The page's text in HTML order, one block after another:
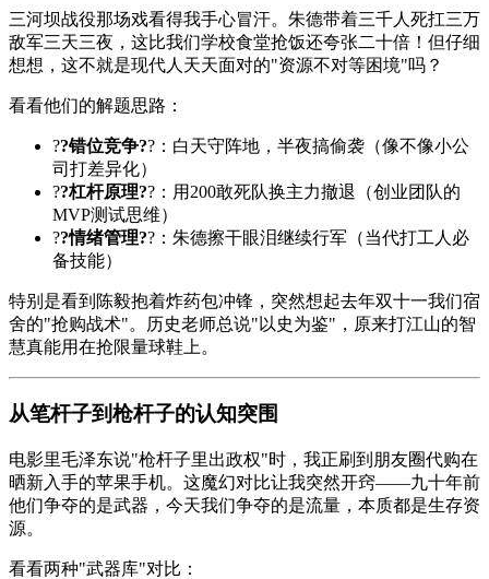
三河坝战役那场戏看得我手心冒汗。朱德带着三千人死扛三万
敌军三天三夜，这比我们学校食堂抢饭还夸张二十倍！但仔细
想想，这不就是现代人天天面对的"资源不对等困境"吗？
看看他们的解题思路：
??错位竞争??：白天守阵地，半夜搞偷袭（像不像小公
司打差异化）
??杠杆原理??：用200敢死队换主力撤退（创业团队的
MVP测试思维）
??情绪管理??：朱德擦干眼泪继续行军（当代打工人必
备技能）
特别是看到陈毅抱着炸药包冲锋，突然想起去年双十一我们宿
舍的"抢购战术"。历史老师总说"以史为鉴"，原来打江山的智
慧真能用在抢限量球鞋上。
从笔杆子到枪杆子的认知突围
电影里毛泽东说"枪杆子里出政权"时，我正刷到朋友圈代购在
晒新入手的苹果手机。这魔幻对比让我突然开窍——九十年前
他们争夺的是武器，今天我们争夺的是流量，本质都是生存资
源。
看看两种"武器库"对比：